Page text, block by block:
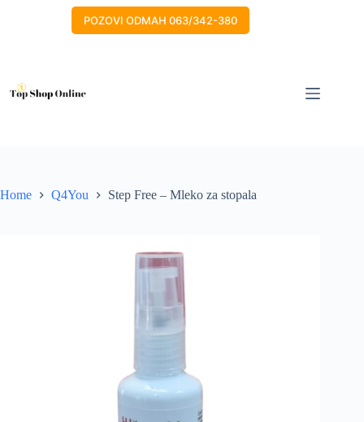
POZOVI ODMAH 063/342-380
Home Q4You Step Free – Mleko za stopala